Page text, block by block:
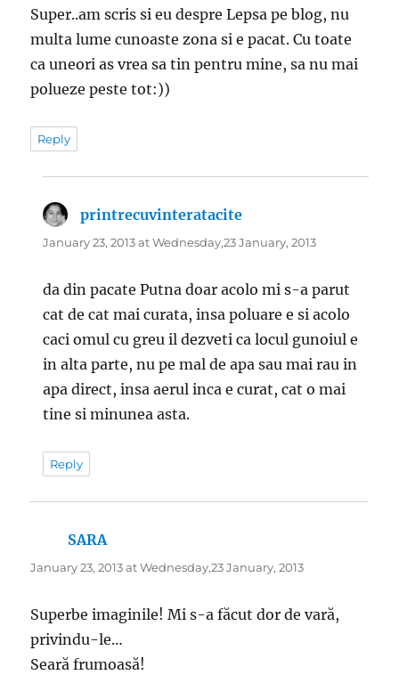
Super..am scris si eu despre Lepsa pe blog, nu
multa lume cunoaste zona si e pacat. Cu toate
ca uneori as vrea sa tin pentru mine, sa nu mai
polueze peste tot:))
Reply
printrecuvinteratacite
January 23, 2013 at Wednesday,23 January, 2013
da din pacate Putna doar acolo mi s-a parut
cat de cat mai curata, insa poluare e si acolo
caci omul cu greu il dezveti ca locul gunoiul e
in alta parte, nu pe mal de apa sau mai rau in
apa direct, insa aerul inca e curat, cat o mai
tine si minunea asta.
Reply
SARA
January 23, 2013 at Wednesday,23 January, 2013
Superbe imaginile! Mi s-a făcut dor de vară,
privindu-le…
Seară frumoasă!